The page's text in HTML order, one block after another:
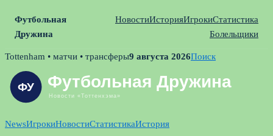
Футбольная
Дружина
НовостиИсторияИгрокиСтатистика
Болельщики
Skip
content
Tottenham • матчи • трансферы9 августа 2026Поиск
NewsИгрокиНовостиСтатистикаИстория